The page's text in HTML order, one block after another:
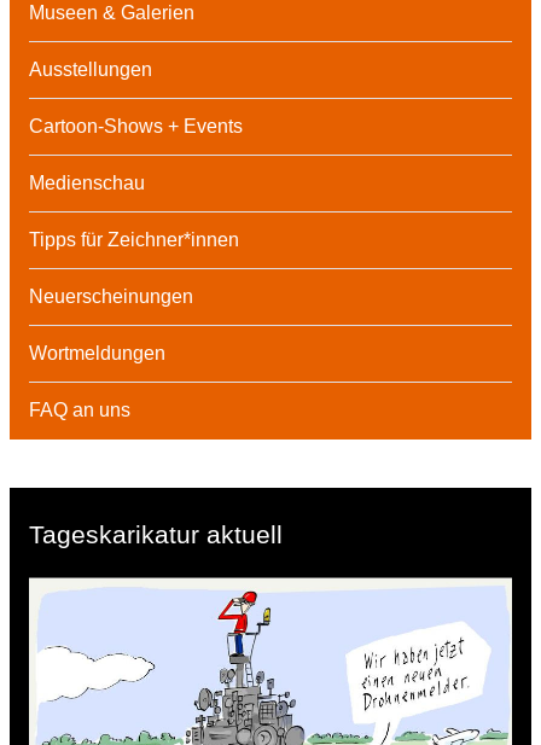
Museen & Galerien
Ausstellungen
Cartoon-Shows + Events
Medienschau
Tipps für Zeichner*innen
Neuerscheinungen
Wortmeldungen
FAQ an uns
Tageskarikatur aktuell